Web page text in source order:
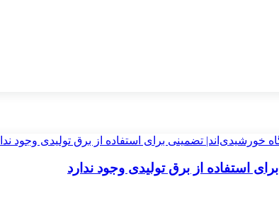
استفاده از برق تولیدی وجود ندارد